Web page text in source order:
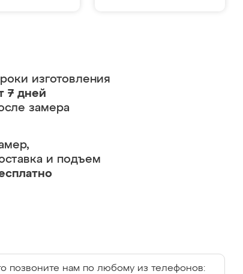
изготовления
7 дней
замера
и подъем
позвоните нам по любому из телефонов: